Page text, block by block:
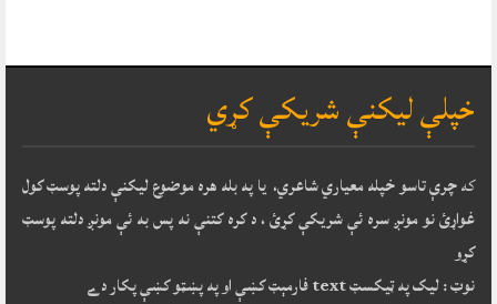
خپلې ليکنې شريکې کړي
کهچرې تاسو خپله معياري شاعري، يا په بله هره موضوع ليکنې دلته پوسټ کول
غواړئ نو مونږ سره ئې شريکې کړئ ، د کره کتنې نه پس به ئې مونږ دلته پوسټ
کړو
نوټ : ليک په ټيکسټ text فارمېټ کښې او په پښټو کښې پکار دے